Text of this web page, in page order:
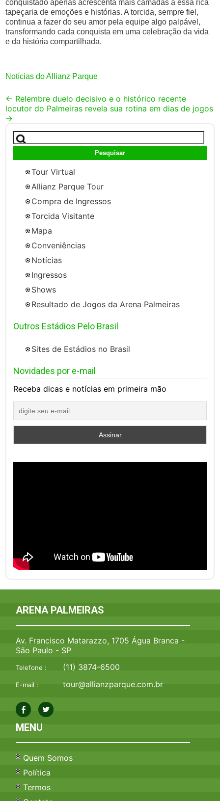
conquistado apenas acrescenta mais camadas a essa rica
tapeçaria de emoções e histórias. A torcida, sempre fiel,
continua a fazer do seu amor pela equipe algo palpável,
transformando cada conquista em uma celebração da vida
e da história compartilhada.
Notícias do Allianz Parque
Post
navigation
← Relembre duelo decisivo e o histórico recente
locutor do Palmeiras revela sua rotina em dias de jogos
→
Pesquisar
por:
Tour Virtual
Allianz Parque Tour
Compra de Ingressos
Torcida Visitante
Mapa
Conveniências
Notícias
Ingressos
Shows
Resultado de Jogos da Arena Palmeiras
Outros Estádios Pelo Brasil
Sites de Estádios no Brasil
Novidades por e-mail
Receba dicas e notícias em primeira mão
ARENA PALMEIRAS
Av. Francisco Matarazzo, 1705 Água Branca -
São Paulo - SP
Telefone : (11) 3874-6500
E-mail : tour@allianzparque.com.br
MENU
Quem Somos
Política
Termos